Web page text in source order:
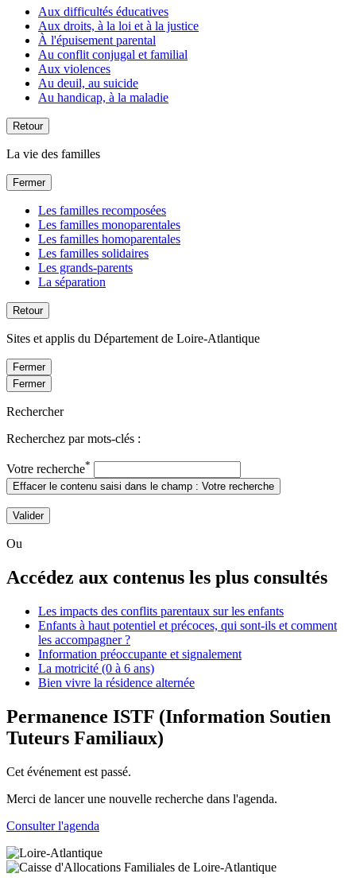
Aux difficultés éducatives
Aux droits, à la loi et à la justice
À l'épuisement parental
Au conflit conjugal et familial
Aux violences
Au deuil, au suicide
Au handicap, à la maladie
Retour
La vie des familles
Fermer
Les familles recomposées
Les familles monoparentales
Les familles homoparentales
Les familles solidaires
Les grands-parents
La séparation
Retour
Sites et applis du Département de Loire-Atlantique
Fermer
Fermer
Rechercher
Recherchez par mots-clés :
Votre recherche*
Effacer le contenu saisi dans le champ : Votre recherche
Valider
Ou
Accédez aux contenus les plus consultés
Les impacts des conflits parentaux sur les enfants
Enfants à haut potentiel et précoces, qui sont-ils et comment
les accompagner ?
Information préoccupante et signalement
La motricité (0 à 6 ans)
Bien vivre la résidence alternée
Permanence ISTF (Information Soutien
Tuteurs Familiaux)
Cet événement est passé.
Merci de lancer une nouvelle recherche dans l'agenda.
Consulter l'agenda